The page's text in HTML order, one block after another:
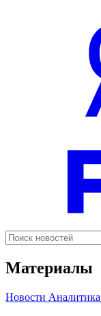
Материалы
Новости Аналитика